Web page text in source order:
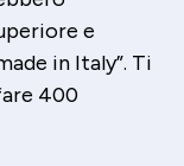
e
in Italy”. Ti
400